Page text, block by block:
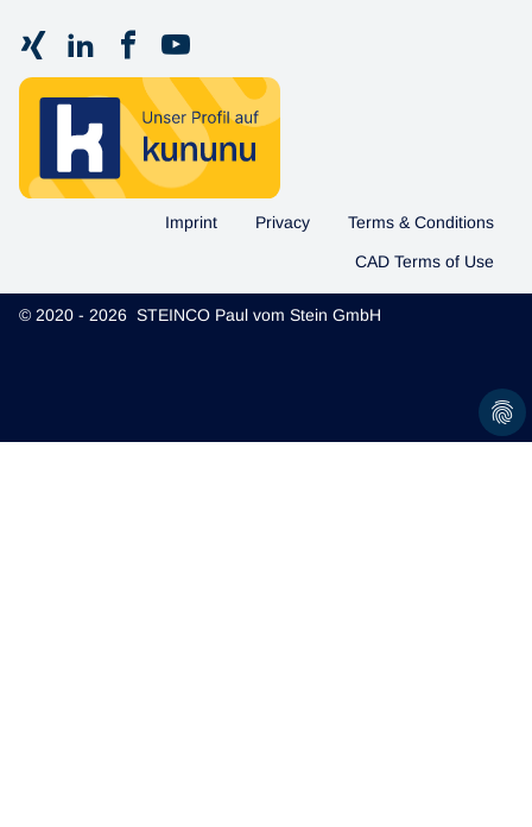
Imprint Privacy Terms & Conditions
CAD Terms of Use
© 2020 - 2026 STEINCO Paul vom Stein GmbH